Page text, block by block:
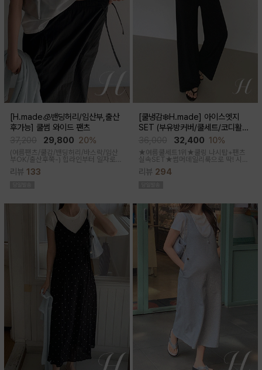
[H.made🧊밴딩허리/임산부,출산
후가능] 쿨썸 와이드 팬츠
29,800 20%
(여름팬츠/쿨감/밴딩허리/바스락/임산
부OK/출산후쭉-) 힙라인부터 일자로
툭-하고 떨어지는 와이드라인으로 체형
이 크게 드러나지않아요 데일리룩으로
리뷰 133
[쿨냉감❄️H.made] 아이스엣지
SET (부유방커버/쿨세트/코디활용
굿/출근룩,데일리룩)
32,400 10%
★여름쿨세트1위★쿨링 나시탑+팬츠
실속SET★썸머데일리룩으로 딱! 시원
한 감촉에 신축성 좋고 통기성쿨링원단
으로 한여름까지 가뿐하게~!
리뷰 294